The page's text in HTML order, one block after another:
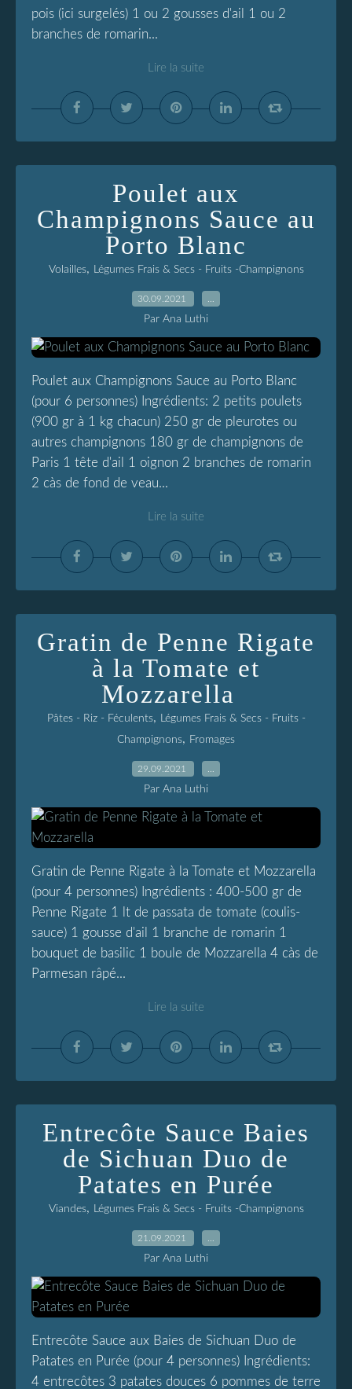
pois (ici surgelés) 1 ou 2 gousses d'ail 1 ou 2
branches de romarin...
Lire la suite
Poulet aux
Champignons Sauce au
Porto Blanc
Volailles, Légumes Frais & Secs - Fruits -Champignons
30.09.2021
Par Ana Luthi
Poulet aux Champignons Sauce au Porto Blanc
(pour 6 personnes) Ingrédients: 2 petits poulets
(900 gr à 1 kg chacun) 250 gr de pleurotes ou
autres champignons 180 gr de champignons de
Paris 1 tête d'ail 1 oignon 2 branches de romarin
2 càs de fond de veau...
Lire la suite
Gratin de Penne Rigate
à la Tomate et
Mozzarella
Pâtes - Riz - Féculents, Légumes Frais & Secs - Fruits -
Champignons, Fromages
29.09.2021
Par Ana Luthi
Gratin de Penne Rigate à la Tomate et Mozzarella
(pour 4 personnes) Ingrédients : 400-500 gr de
Penne Rigate 1 lt de passata de tomate (coulis-
sauce) 1 gousse d'ail 1 branche de romarin 1
bouquet de basilic 1 boule de Mozzarella 4 càs de
Parmesan râpé...
Lire la suite
Entrecôte Sauce Baies
de Sichuan Duo de
Patates en Purée
Viandes, Légumes Frais & Secs - Fruits -Champignons
21.09.2021
Par Ana Luthi
Entrecôte Sauce aux Baies de Sichuan Duo de
Patates en Purée (pour 4 personnes) Ingrédients:
4 entrecôtes 3 patates douces 6 pommes de terre